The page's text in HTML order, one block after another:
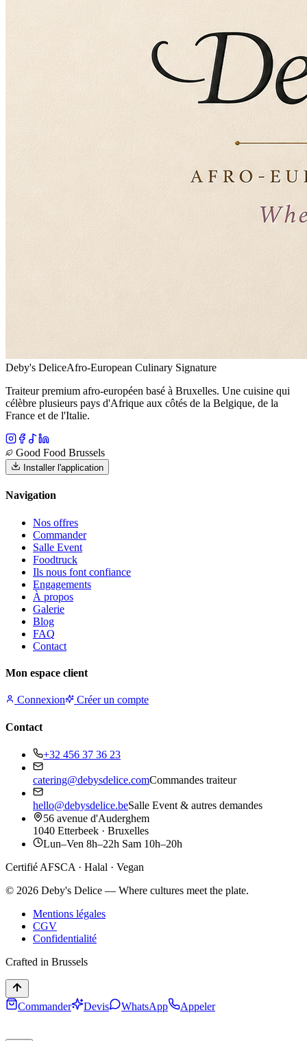
Deby's DeliceAfro-European Culinary Signature
Traiteur premium afro-européen basé à Bruxelles. Une cuisine qui
célèbre plusieurs pays d'Afrique aux côtés de la Belgique, de la
France et de l'Italie.
Good Food Brussels
Installer l'application
Navigation
Nos offres
Commander
Salle Event
Foodtruck
Ils nous font confiance
Engagements
À propos
Galerie
Blog
FAQ
Contact
Mon espace client
Connexion Créer un compte
Contact
+32 456 37 36 23
catering@debysdelice.comCommandes traiteur
hello@debysdelice.beSalle Event & autres demandes
56 avenue d'Auderghem
1040 Etterbeek · Bruxelles
Lun–Ven 8h–22h Sam 10h–20h
Certifié AFSCA · Halal · Vegan
© 2026 Deby's Delice — Where cultures meet the plate.
Mentions légales
CGV
Confidentialité
Crafted in Brussels
Commander Devis WhatsApp Appeler